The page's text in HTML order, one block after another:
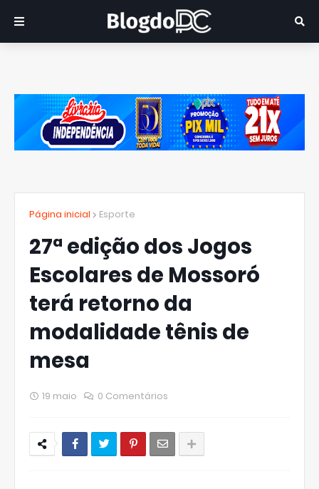
Página inicial Esporte
27ª edição dos Jogos
Escolares de Mossoró
terá retorno da
modalidade tênis de
mesa
19 maio 0 Comentários